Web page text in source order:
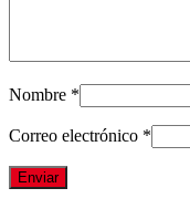
Nombre *
Correo electrónico *